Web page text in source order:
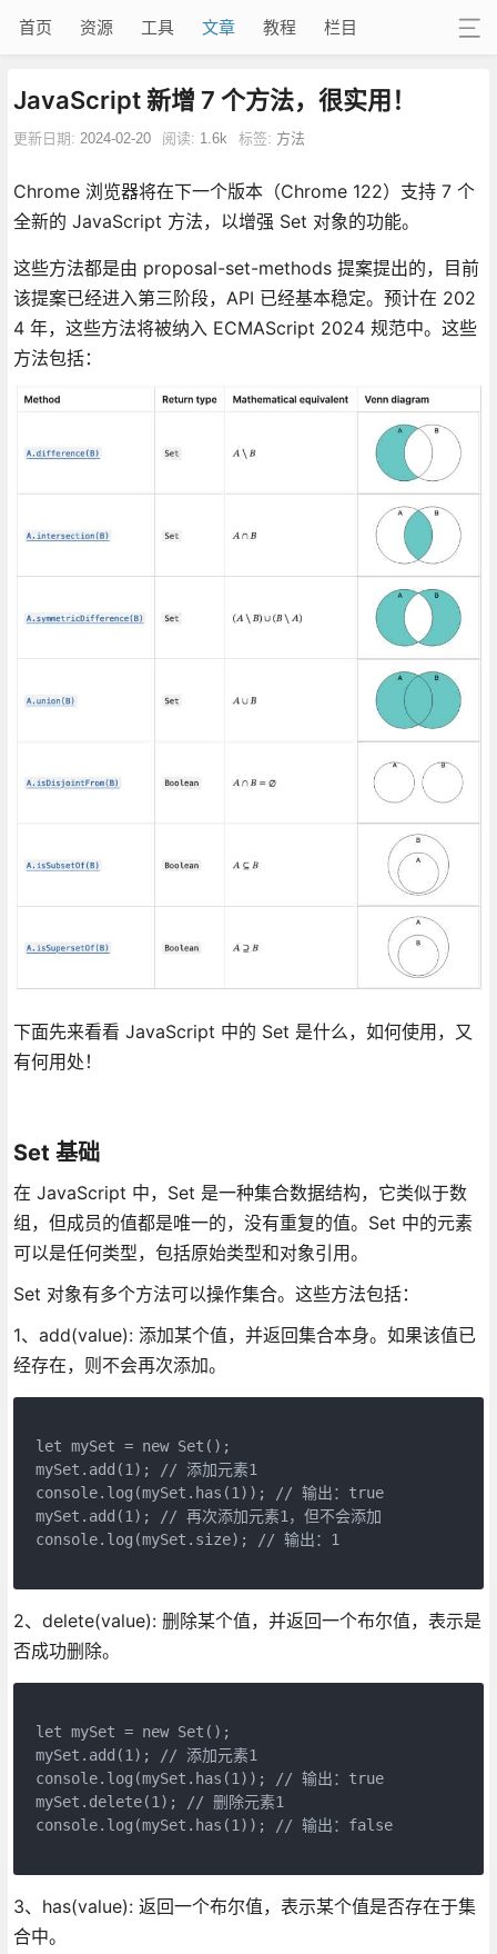
首页 资源 工具 文章 教程 栏目
JavaScript 新增 7 个方法，很实用！
更新日期: 2024-02-20 阅读: 1.6k 标签: 方法
Chrome 浏览器将在下一个版本（Chrome 122）支持 7 个
全新的 JavaScript 方法，以增强 Set 对象的功能。
这些方法都是由 proposal-set-methods 提案提出的，目前
该提案已经进入第三阶段，API 已经基本稳定。预计在 202
4 年，这些方法将被纳入 ECMAScript 2024 规范中。这些
方法包括：
下面先来看看 JavaScript 中的 Set 是什么，如何使用，又
有何用处！
Set 基础
在 JavaScript 中，Set 是一种集合数据结构，它类似于数
组，但成员的值都是唯一的，没有重复的值。Set 中的元素
可以是任何类型，包括原始类型和对象引用。
Set 对象有多个方法可以操作集合。这些方法包括：
1、add(value): 添加某个值，并返回集合本身。如果该值已
经存在，则不会再次添加。
let mySet = new Set();
mySet.add(1); // 添加元素1
console.log(mySet.has(1)); // 输出：true
mySet.add(1); // 再次添加元素1，但不会添加
console.log(mySet.size); // 输出：1
2、delete(value): 删除某个值，并返回一个布尔值，表示是
否成功删除。
let mySet = new Set();
mySet.add(1); // 添加元素1
console.log(mySet.has(1)); // 输出：true
mySet.delete(1); // 删除元素1
console.log(mySet.has(1)); // 输出：false
3、has(value): 返回一个布尔值，表示某个值是否存在于集
合中。